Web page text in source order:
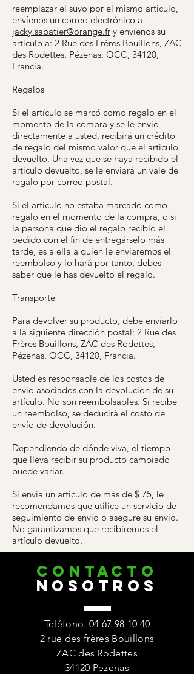
reemplazar el suyo por el mismo artículo,
envíenos un correo electrónico a
jacky.sabatier@orange.fr y envíenos su
artículo a: 2 Rue des Frères Bouillons, ZAC
des Rodettes, Pézenas, OCC, 34120,
Francia.
Regalos
Si el artículo se marcó como regalo en el
momento de la compra y se le envió
directamente a usted, recibirá un crédito
de regalo del mismo valor que el artículo
devuelto. Una vez que se haya recibido el
artículo devuelto, se le enviará un vale de
regalo por correo postal.
Si el artículo no estaba marcado como
regalo en el momento de la compra, o si
la persona que dio el regalo recibió el
pedido con el fin de entregárselo más
tarde, es a ella a quien le enviaremos el
reembolso y lo hará por tanto, debes
saber que le has devuelto el regalo.
Transporte
Para devolver su producto, debe enviarlo
a la siguiente dirección postal: 2 Rue des
Frères Bouillons, ZAC des Rodettes,
Pézenas, OCC, 34120, Francia.
Usted es responsable de los costos de
envío asociados con la devolución de su
artículo. No son reembolsables. Si recibe
un reembolso, se deducirá el costo de
envío de devolución.
Dependiendo de dónde viva, el tiempo
que lleva recibir su producto cambiado
puede variar.
Si envía un artículo de más de $ 75, le
recomendamos que utilice un servicio de
seguimiento de envío o asegure su envío.
No garantizamos que recibiremos el
artículo devuelto.
CONTACTO
nosotros
Teléfono. 04 67 98 10 40
2 rue des frères Bouillons
ZAC des Rodettes
34120 Pezenas